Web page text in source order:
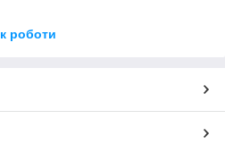
роботи